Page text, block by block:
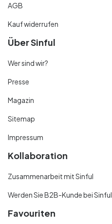
AGB
Kauf widerrufen
Über Sinful
Wer sind wir?
Presse
Magazin
Sitemap
Impressum
Kollaboration
Zusammenarbeit mit Sinful
Werden Sie B2B-Kunde bei Sinful
Favouriten